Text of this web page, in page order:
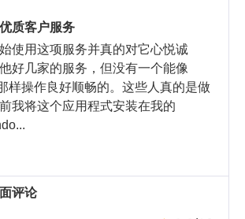
质客户服务
使用这项服务并真的对它心悦诚
好几家的服务，但没有一个能像
样操作良好顺畅的。这些人真的是做
我将这个应用程式安装在我的
...
评论